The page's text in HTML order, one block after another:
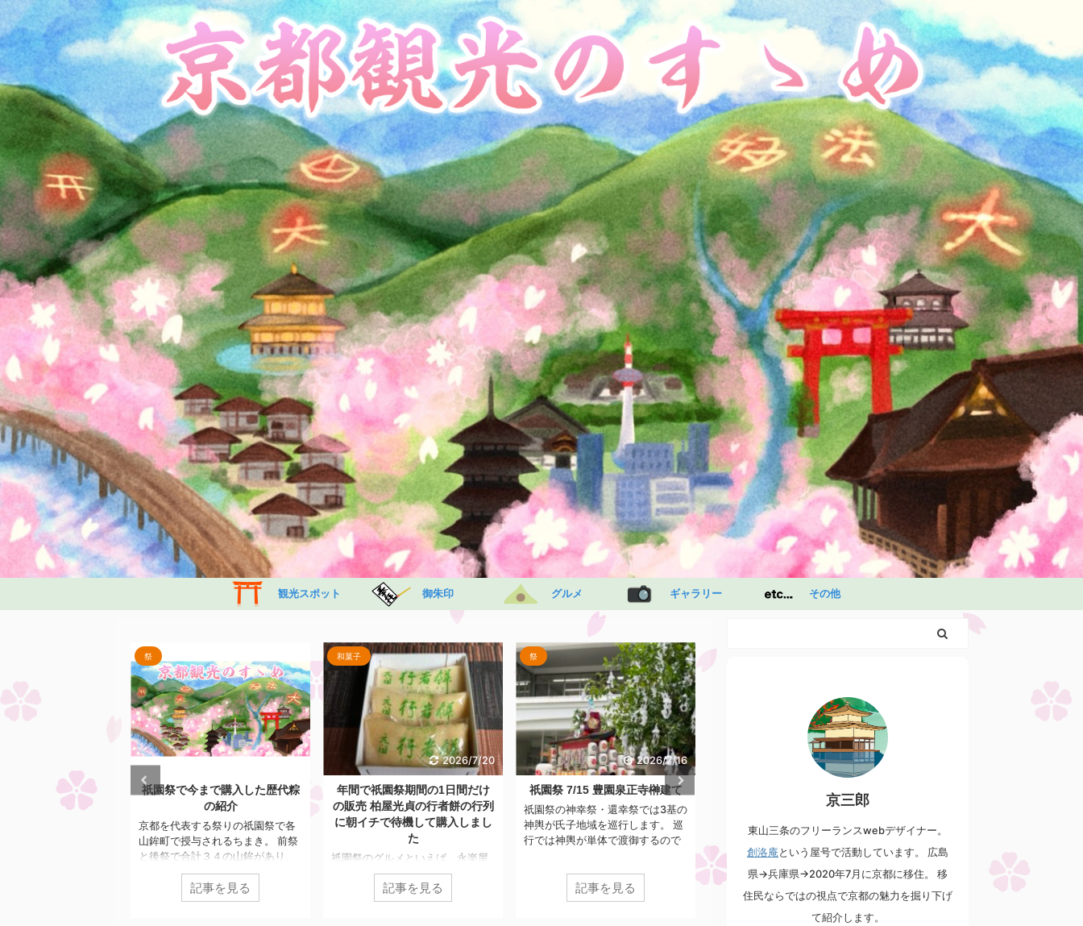
観光スポット 御朱印 グルメ ギャラリー その他
で購入した歴代粽
和菓子
2026/7/20
年間で祇園祭期間の1日間だけ
の販売 柏屋光貞の行者餅の行列
に朝イチで待機して購入しまし
た
祇園祭のグルメといえば、永楽屋
の水あずき、膳處漢ぽっちりのし
みだれ豚まん、亀屋良長の烏羽玉
氷など、祇園祭期間に合わせた限
記事を見る
祭
2026/7/16
祇園祭 7/15 豊園泉正寺榊建て
祇園祭の神幸祭・還幸祭では3基の
神輿が氏子地域を巡行します。 巡
行では神輿が単体で渡御するので
はなく、神輿を先導する形でいろ
んな地域の組織が参列していま
す。 それが、弓矢組、豊園泉正寺
榊奉賛会、宮本組、綾戸國中神社
記事を見る
中華
2026/7/15
祇園祭グルメのしみだれ豚まん
が2026年よりオンライン整理券
に変更 実際に整理券入手から購
入までの流れを実体験レポート
大人気グルメ、膳處漢 ぽっちりの
「しみだれ豚まん」 例年、店の前
に大行列が発生し購入まで長いと
記事を見る
2026/7/13
祇園祭 7/13 久世駒形稚児社
参 素戔嗚尊の荒御魂を祀る綾
戸國中神社の駒形稚児
祭・還幸祭の神輿渡御行列に参列
している稚児で、八坂神社の祭神
である素戔嗚尊の荒御魂を祀る、
上久世の綾戸國中神社より遣わさ
れます。 綾戸國中神社の祭神も素
記事を見る
祇園祭の前祭山鉾巡行で巡行をす
壬生にある元祇園 梛神社で棒振り
囃子の奉納を行います。 実は綾傘
鉾の囃子方は壬生の壬生六斎念仏
講中が担当しているため、そのご
記事を見る
京三郎
東山三条のフリーランスwebデザイナー。
創洛庵 という屋号で活動しています。 広島
県→兵庫県→2020年7月に京都に移住。 移
住民ならではの視点で京都の魅力を掘り下げ
て紹介します。